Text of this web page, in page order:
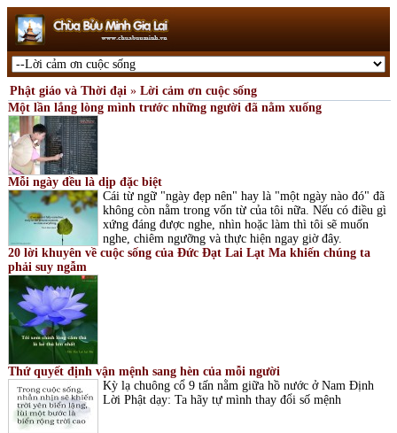
Phật giáo và Thời đại » Lời cảm ơn cuộc sống
Một lần lắng lòng mình trước những người đã nằm xuống
Mỗi ngày đều là dịp đặc biệt
Cái từ ngữ "ngày đẹp nên" hay là "một ngày nào đó" đã
không còn nằm trong vốn từ của tôi nữa. Nếu có điều gì
xứng đáng được nghe, nhìn hoặc làm thì tôi sẽ muốn
nghe, chiêm ngưỡng và thực hiện ngay giờ đây.
20 lời khuyên về cuộc sống của Đức Đạt Lai Lạt Ma khiến chúng ta
phải suy ngẫm
Thứ quyết định vận mệnh sang hèn của mỗi người
Kỳ lạ chuông cổ 9 tấn nằm giữa hồ nước ở Nam Định
Lời Phật dạy: Ta hãy tự mình thay đổi số mệnh